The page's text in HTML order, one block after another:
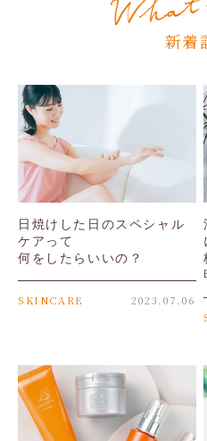
新着
日焼けした日のスペシャル
ケアって
何をしたらいいの？
SKINCARE 2023.07.06